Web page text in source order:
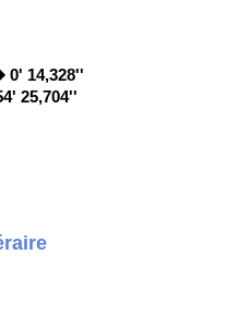
0' 14,328''
25,704''